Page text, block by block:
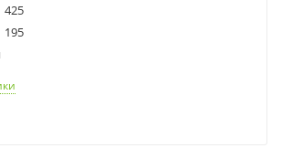
425
195